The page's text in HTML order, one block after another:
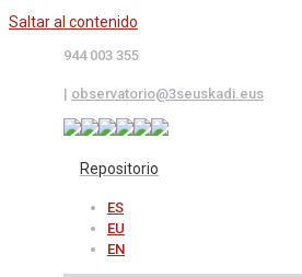
Saltar al contenido
944 003 355
| observatorio@3seuskadi.eus
Repositorio
ES
EU
EN